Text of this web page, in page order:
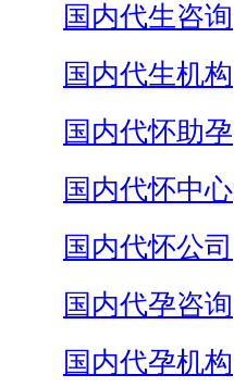
国内代生咨询
国内代生机构
国内代怀助孕
国内代怀中心
国内代怀公司
国内代孕咨询
国内代孕机构